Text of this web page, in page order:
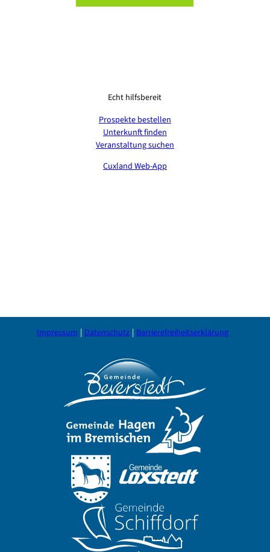
Echt hilfsbereit
Prospekte bestellen
Unterkunft finden
Veranstaltung suchen
Cuxland Web-App
Impressum Datenschutz Barrierefreiheitserklärung